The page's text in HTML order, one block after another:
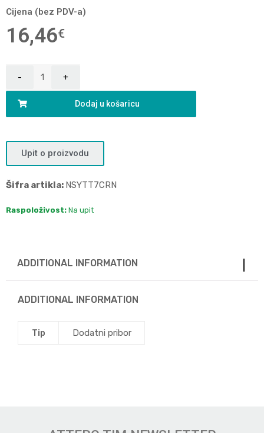
Cijena (bez PDV-a)
16,46€
Dodaj u košaricu
Upit o proizvodu
Šifra artikla: NSYTT7CRN
Raspoloživost: Na upit
ADDITIONAL INFORMATION
ADDITIONAL INFORMATION
Tip Dodatni pribor